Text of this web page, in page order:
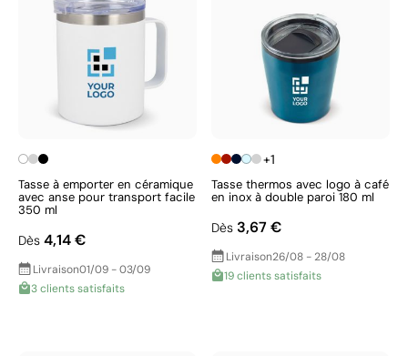
Tasse à emporter en céramique
avec anse pour transport facile
350 ml
Dès 4,14 €
Livraison01/09 - 03/09
3 clients satisfaits
+1
Tasse thermos avec logo à café
en inox à double paroi 180 ml
Dès 3,67 €
Livraison26/08 - 28/08
19 clients satisfaits